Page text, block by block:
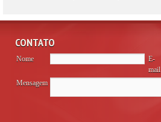
CONTATO
Nome
E-
mail
Mensagem